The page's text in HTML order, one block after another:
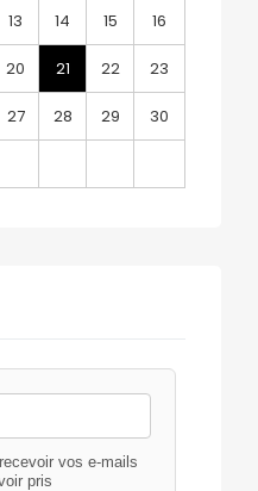
13 14 15 16
20 21 22 23
27 28 29 30